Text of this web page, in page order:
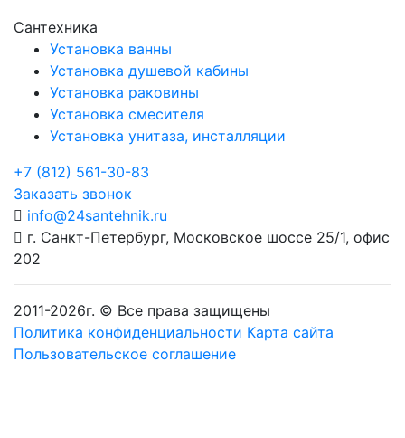
Сантехника
Установка ванны
Установка душевой кабины
Установка раковины
Установка смесителя
Установка унитаза, инсталляции
+7 (812) 561-30-83
Заказать звонок
info@24santehnik.ru
г. Санкт-Петербург, Московское шоссе 25/1, офис
202
2011-2026г. © Все права защищены
Политика конфиденциальности Карта сайта
Пользовательское соглашение